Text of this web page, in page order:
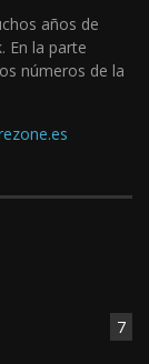
años de
En la parte
números de la
7